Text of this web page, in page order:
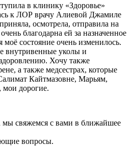
в клинику «Здоровье»
к ЛОР врачу Алиевой Джамиле
осмотрела, отправила на
благодарна ей за назначенное
моё состояние очень изменилось.
внутривенные уколы и
Хочу также
а также медсестрах, которые
Кайтмазовне, Марьям,
дорогие.
мы свяжемся с вами в ближайшее
вопросы.